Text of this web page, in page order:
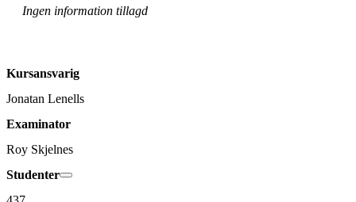
Ingen information tillagd
Kursansvarig
Jonatan Lenells
Examinator
Roy Skjelnes
Studenter